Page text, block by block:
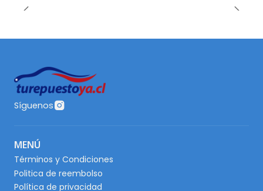
Síguenos
MENÚ
Términos y Condiciones
Politica de reembolso
Política de privacidad